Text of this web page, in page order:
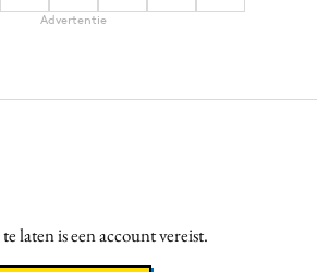
Advertentie
laten is een account vereist.